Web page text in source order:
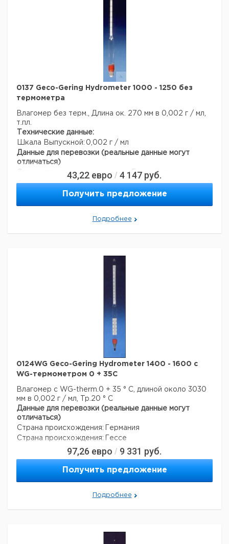
0137 Geco-Gering Hydrometer 1000 - 1250 без
термометра
Влагомер без терм., Длина ок. 270 мм в 0,002 г / мл,
т.пл.
Технические данные:
Шкала Выпускной: 0,002 г / мл
Данные для перевозки (реальные данные могут
отличаться)
Страна происхождения:
Германия
Страна происхождения:
Гессе
Темп. режим транспортировки:10-50
43,22 евро / 4 147 руб.
Получить предложение
Подробнее
0124WG Geco-Gering Hydrometer 1400 - 1600 с
WG-термометром 0 + 35C
Влагомер с WG-therm.0 + 35 ° C, длиной около 3030
мм в 0,002 г / мл, Tp.20 ° C
Данные для перевозки (реальные данные могут
отличаться)
Страна происхождения:
Германия
Страна происхождения: Гессе
97,26 евро / 9 331 руб.
Получить предложение
Подробнее